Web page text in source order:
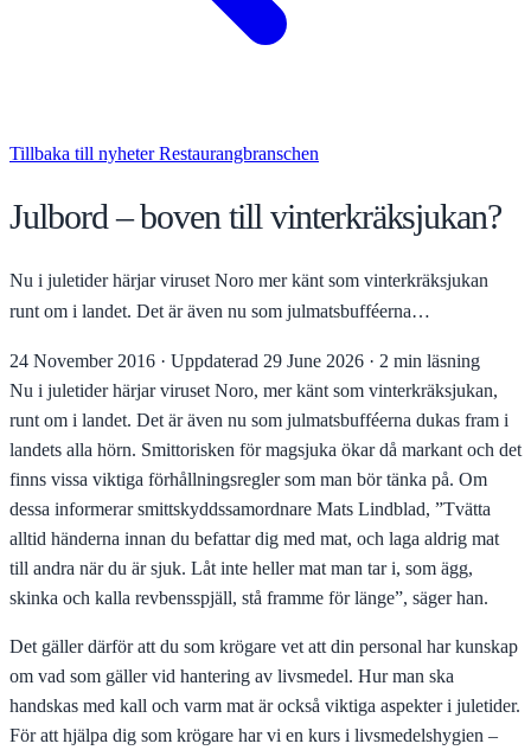
Tillbaka till nyheterRestaurangbranschen
Julbord – boven till vinterkräksjukan?
Nu i juletider härjar viruset Noro mer känt som vinterkräksjukan
runt om i landet. Det är även nu som julmatsbufféerna…
24 November 2016 · Uppdaterad 29 June 2026 · 2 min läsning
Nu i juletider härjar viruset Noro, mer känt som vinterkräksjukan,
runt om i landet. Det är även nu som julmatsbufféerna dukas fram i
landets alla hörn. Smittorisken för magsjuka ökar då markant och det
finns vissa viktiga förhållningsregler som man bör tänka på. Om
dessa informerar smittskyddssamordnare Mats Lindblad, ”Tvätta
alltid händerna innan du befattar dig med mat, och laga aldrig mat
till andra när du är sjuk. Låt inte heller mat man tar i, som ägg,
skinka och kalla revbensspjäll, stå framme för länge”, säger han.
Det gäller därför att du som krögare vet att din personal har kunskap
om vad som gäller vid hantering av livsmedel. Hur man ska
handskas med kall och varm mat är också viktiga aspekter i juletider.
För att hjälpa dig som krögare har vi en kurs i livsmedelshygien –